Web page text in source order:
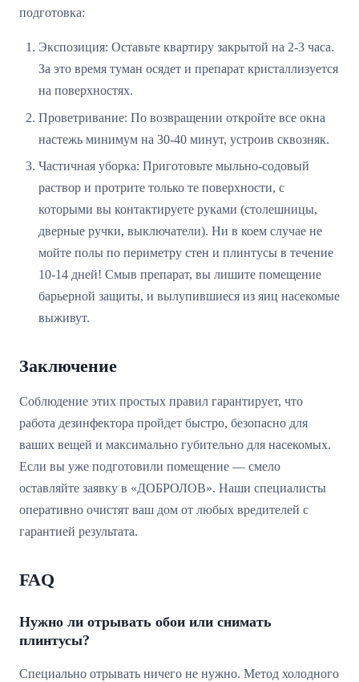
подготовка:
Экспозиция: Оставьте квартиру закрытой на 2-3 часа.
За это время туман осядет и препарат кристаллизуется
на поверхностях.
Проветривание: По возвращении откройте все окна
настежь минимум на 30-40 минут, устроив сквозняк.
Частичная уборка: Приготовьте мыльно-содовый
раствор и протрите только те поверхности, с
которыми вы контактируете руками (столешницы,
дверные ручки, выключатели). Ни в коем случае не
мойте полы по периметру стен и плинтусы в течение
10-14 дней! Смыв препарат, вы лишите помещение
барьерной защиты, и вылупившиеся из яиц насекомые
выживут.
Заключение
Соблюдение этих простых правил гарантирует, что
работа дезинфектора пройдет быстро, безопасно для
ваших вещей и максимально губительно для насекомых.
Если вы уже подготовили помещение — смело
оставляйте заявку в «ДОБРОЛОВ». Наши специалисты
оперативно очистят ваш дом от любых вредителей с
гарантией результата.
FAQ
Нужно ли отрывать обои или снимать
плинтусы?
Специально отрывать ничего не нужно. Метод холодного